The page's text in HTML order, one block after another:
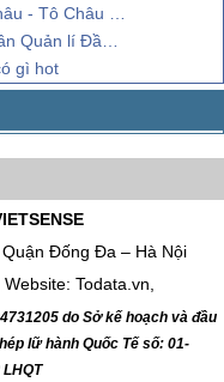
12-18/10/2018
Dầu Khí Việt Nam
gì hot
Đống Đa – Hà Nội
Todata.vn,
do Sở kế hoạch và đầu
lữ hành Quốc Tế số: 01-